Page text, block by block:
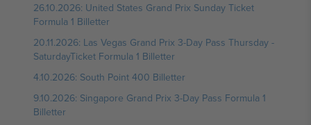
26.10.2026: United States Grand Prix Sunday Ticket
Formula 1 Billetter
20.11.2026: Las Vegas Grand Prix 3-Day Pass Thursday -
SaturdayTicket Formula 1 Billetter
4.10.2026: South Point 400 Billetter
9.10.2026: Singapore Grand Prix 3-Day Pass Formula 1
Billetter